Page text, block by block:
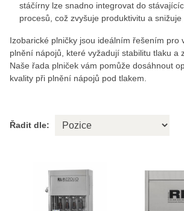
stáčírny lze snadno integrovat do
procesů, což zvyšuje produktivitu a snižuje
Izobarické plničky jsou ideálním řešením pro
plnění nápojů, které vyžadují stabilitu tlaku a
Naše řada plniček vám pomůže dosáhnout
kvality při plnění nápojů pod tlakem.
Řadit dle: